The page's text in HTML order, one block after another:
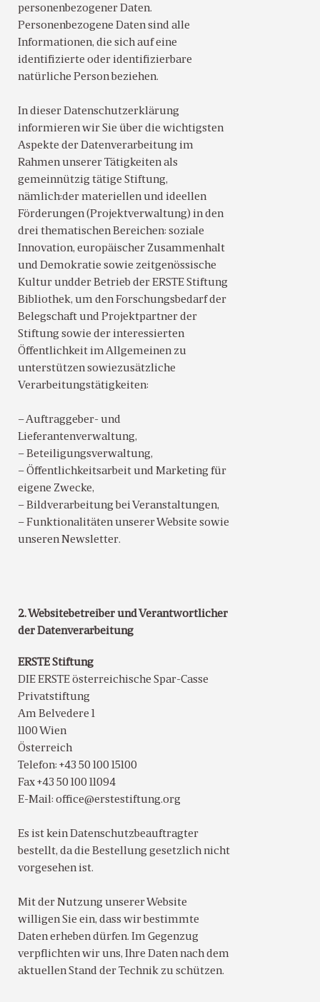
personenbezogener Daten.
Personenbezogene Daten sind alle
Informationen, die sich auf eine
identifizierte oder identifizierbare
natürliche Person beziehen.
In dieser Datenschutzerklärung
informieren wir Sie über die wichtigsten
Aspekte der Datenverarbeitung im
Rahmen unserer Tätigkeiten als
gemeinnützig tätige Stiftung,
nämlich:der materiellen und ideellen
Förderungen (Projektverwaltung) in den
drei thematischen Bereichen: soziale
Innovation, europäischer Zusammenhalt
und Demokratie sowie zeitgenössische
Kultur undder Betrieb der ERSTE Stiftung
Bibliothek, um den Forschungsbedarf der
Belegschaft und Projektpartner der
Stiftung sowie der interessierten
Öffentlichkeit im Allgemeinen zu
unterstützen sowiezusätzliche
Verarbeitungstätigkeiten:
– Auftraggeber- und
Lieferantenverwaltung,
– Beteiligungsverwaltung,
– Öffentlichkeitsarbeit und Marketing für
eigene Zwecke,
– Bildverarbeitung bei Veranstaltungen,
– Funktionalitäten unserer Website sowie
unseren Newsletter.
2. Websitebetreiber und Verantwortlicher
der Datenverarbeitung
ERSTE Stiftung
DIE ERSTE österreichische Spar-Casse
Privatstiftung
Am Belvedere 1
1100 Wien
Österreich
Telefon: +43 50 100 15100
Fax +43 50 100 11094
E-Mail: office@erstestiftung.org
Es ist kein Datenschutzbeauftragter
bestellt, da die Bestellung gesetzlich nicht
vorgesehen ist.
Mit der Nutzung unserer Website
willigen Sie ein, dass wir bestimmte
Daten erheben dürfen. Im Gegenzug
verpflichten wir uns, Ihre Daten nach dem
aktuellen Stand der Technik zu schützen.